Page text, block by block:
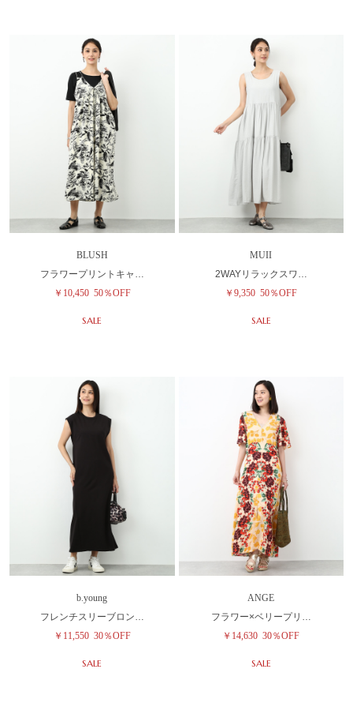
BLUSH
フラワープリントキャ…
￥10,450 50％OFF
SALE
MUII
2WAYリラックスワ…
￥9,350 50％OFF
SALE
b.young
フレンチスリーブロン…
￥11,550 30％OFF
SALE
ANGE
フラワー×ベリープリ…
￥14,630 30％OFF
SALE